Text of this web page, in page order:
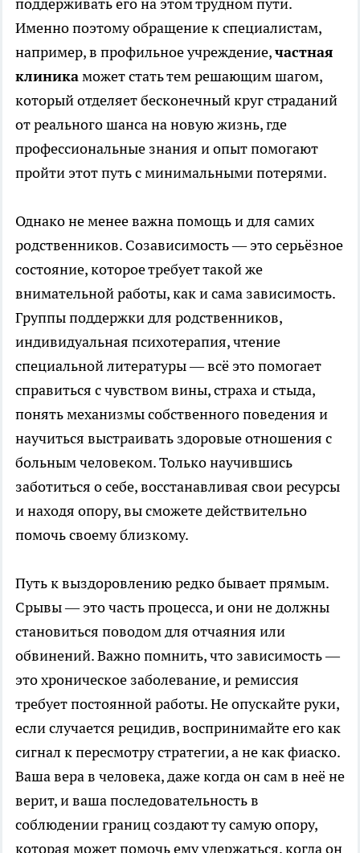
поддерживать его на этом трудном пути.
Именно поэтому обращение к специалистам,
например, в профильное учреждение,частная
клиникаможет стать тем решающим шагом,
который отделяет бесконечный круг страданий
от реального шанса на новую жизнь, где
профессиональные знания и опыт помогают
пройти этот путь с минимальными потерями.
Однако не менее важна помощь и для самих
родственников. Созависимость — это серьёзное
состояние, которое требует такой же
внимательной работы, как и сама зависимость.
Группы поддержки для родственников,
индивидуальная психотерапия, чтение
специальной литературы — всё это помогает
справиться с чувством вины, страха и стыда,
понять механизмы собственного поведения и
научиться выстраивать здоровые отношения с
больным человеком. Только научившись
заботиться о себе, восстанавливая свои ресурсы
и находя опору, вы сможете действительно
помочь своему близкому.
Путь к выздоровлению редко бывает прямым.
Срывы — это часть процесса, и они не должны
становиться поводом для отчаяния или
обвинений. Важно помнить, что зависимость —
это хроническое заболевание, и ремиссия
требует постоянной работы. Не опускайте руки,
если случается рецидив, воспринимайте его как
сигнал к пересмотру стратегии, а не как фиаско.
Ваша вера в человека, даже когда он сам в неё не
верит, и ваша последовательность в
соблюдении границ создают ту самую опору,
которая может помочь ему удержаться, когда он